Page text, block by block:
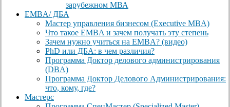
зарубежном МВА
EMBA/ ДБA
Мастер управления бизнесом (Executive MBA)
Что такое EMBA и зачем получать эту степень
Зачем нужно учиться на EMBA? (видео)
PhD или ДБА: в чем различия?
Программа Доктор делового администрирования
(DBА)
Программа Доктор Делового Администрирования:
что, кому, где?
Мастерс